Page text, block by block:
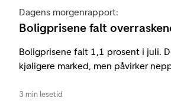
Dagens morgenrapport:
Boligprisene falt
Boligprisene falt 1,1 prosent i juli.
kjøligere marked, men påvirker
3 min lesetid